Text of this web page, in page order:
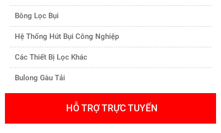
Bông Lọc Bụi
Hệ Thống Hút Bụi Công Nghiệp
Các Thiết Bị Lọc Khác
Bulong Gàu Tải
HỖ TRỢ TRỰC TUYẾN